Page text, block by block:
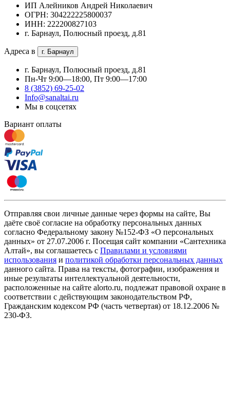
ИП Алейников Андрей Николаевич
ОГРН: 304222225800037
ИНН: 222200827103
г. Барнаул, Полюсный проезд, д.81
Адреса в г. Барнаул
г. Барнаул, Полюсный проезд, д.81
Пн-Чт 9:00—18:00, Пт 9:00—17:00
8 (3852) 69-25-02
Info@sanaltai.ru
Мы в соцсетях
Вариант оплаты
Отправляя свои личные данные через формы на сайте, Вы
даёте своё согласие на обработку персональных данных
согласно Федеральному закону №152-ФЗ «О персональных
данных» от 27.07.2006 г. Посещая сайт компании «Cантехника
Алтай», вы соглашаетесь с Правилами и условиями
использования и политикой обработки персональных данных
данного сайта. Права на тексты, фотографии, изображения и
иные результаты интеллектуальной деятельности,
расположенные на сайте alorto.ru, подлежат правовой охране в
соответствии с действующим законодательством РФ,
Гражданским кодексом РФ (часть четвертая) от 18.12.2006 №
230-ФЗ.